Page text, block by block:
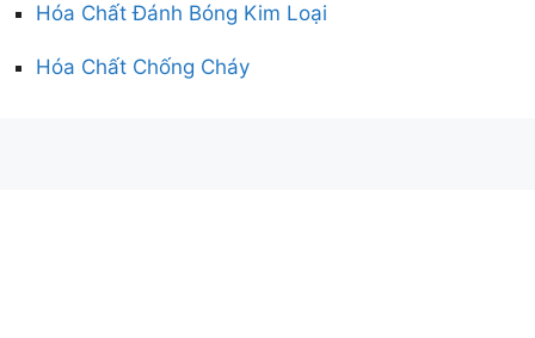
Hóa Chất Đánh Bóng Kim Loại
Hóa Chất Chống Cháy